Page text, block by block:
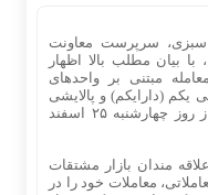
سبزی، سرپرست معاونت
با بیان مطلب بالا اظهار
مبتنی‌ بر واحدهای
(دارایکم) و پالایشی
یکم (پالایش) با سررسید تیرماه ۱۴۰۱ از روز چهارشنبه ۲۵ اسفند
مندان بازار مشتقات
معاملات خود را در